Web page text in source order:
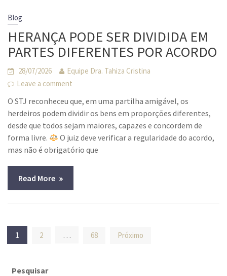
Blog
HERANÇA PODE SER DIVIDIDA EM
PARTES DIFERENTES POR ACORDO
28/07/2026
Equipe Dra. Tahiza Cristina
Leave a comment
O STJ reconheceu que, em uma partilha amigável, os
herdeiros podem dividir os bens em proporções diferentes,
desde que todos sejam maiores, capazes e concordem de
forma livre.
O juiz deve verificar a regularidade do acordo,
mas não é obrigatório que
Read More
Navegação
por
posts
1 2 … 68 Próximo
Pesquisar